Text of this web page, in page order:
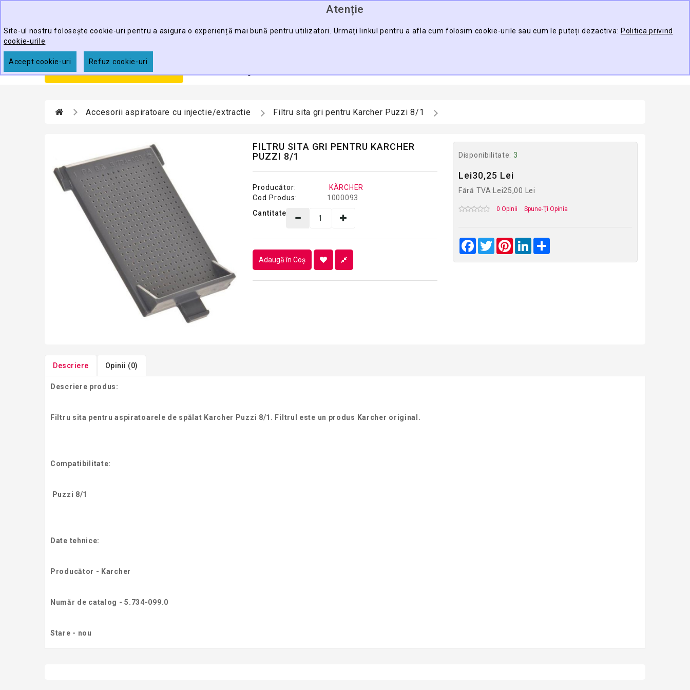
Atenție
Site-ul nostru folosește cookie-uri pentru a asigura o experiență mai bună pentru utilizatori. Urmați linkul pentru a afla cum folosim cookie-urile sau cum le puteți dezactiva: Politica privind
cookie-urile
Accept cookie-uri Refuz cookie-uri
CATEGORII
Accesorii aspiratoare cu injectie/extractie Filtru sita gri pentru Karcher Puzzi 8/1
FILTRU SITA GRI PENTRU KARCHER
PUZZI 8/1
Producător:
KÄRCHER
Cod Produs:
1000093
Cantitate
Adaugă în Coş
Disponibilitate: 3
Lei30,25 Lei
Fără TVA:Lei25,00 Lei
0 Opinii Spune-Ţi Opinia
Facebook
TwitterPinterestLinkedIn
Descriere Opinii (0)
Descriere produs:
Filtru sita pentru aspiratoarele de spălat Karcher Puzzi 8/1. Filtrul este un produs Karcher original.
Compatibilitate:
Puzzi 8/1
Date tehnice:
Producător - Karcher
Număr de catalog - 5.734-099.0
Stare - nou